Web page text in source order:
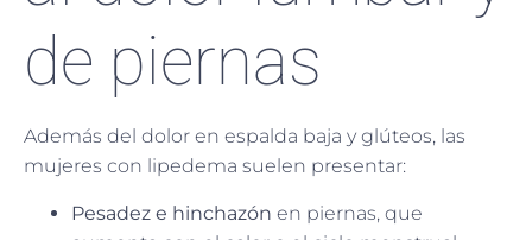
de piernas
Además del dolor en espalda baja y glúteos, las
mujeres con lipedema suelen presentar:
Pesadez e hinchazón en piernas, que